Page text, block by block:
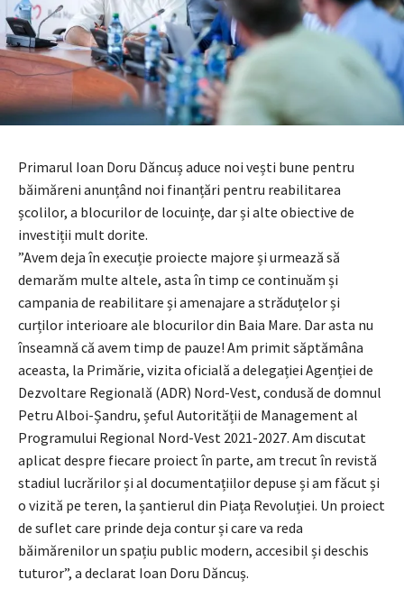
Primarul Ioan Doru Dăncuș aduce noi vești bune pentru
băimăreni anunțând noi finanțări pentru reabilitarea
școlilor, a blocurilor de locuințe, dar și alte obiective de
investiții mult dorite.
”Avem deja în execuție proiecte majore și urmează să
demarăm multe altele, asta în timp ce continuăm și
campania de reabilitare și amenajare a străduțelor și
curților interioare ale blocurilor din Baia Mare. Dar asta nu
înseamnă că avem timp de pauze! Am primit săptămâna
aceasta, la Primărie, vizita oficială a delegației Agenției de
Dezvoltare Regională (ADR) Nord-Vest, condusă de domnul
Petru Alboi-Șandru, șeful Autorității de Management al
Programului Regional Nord-Vest 2021-2027. Am discutat
aplicat despre fiecare proiect în parte, am trecut în revistă
stadiul lucrărilor și al documentațiilor depuse și am făcut și
o vizită pe teren, la șantierul din Piața Revoluției. Un proiect
de suflet care prinde deja contur și care va reda
băimărenilor un spațiu public modern, accesibil și deschis
tuturor”, a declarat Ioan Doru Dăncuș.